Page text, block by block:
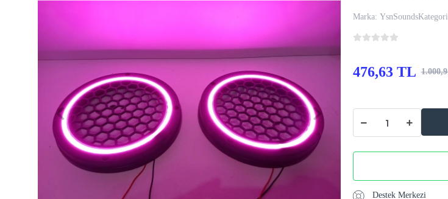
Marka: YsnSounds
476,63 TL
Destek Merkezi